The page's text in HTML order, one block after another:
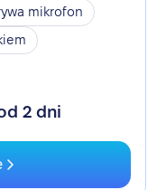
mikrofon
2 dni